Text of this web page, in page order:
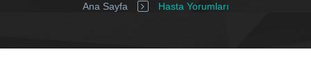
Ana Sayfa Hasta Yorumları